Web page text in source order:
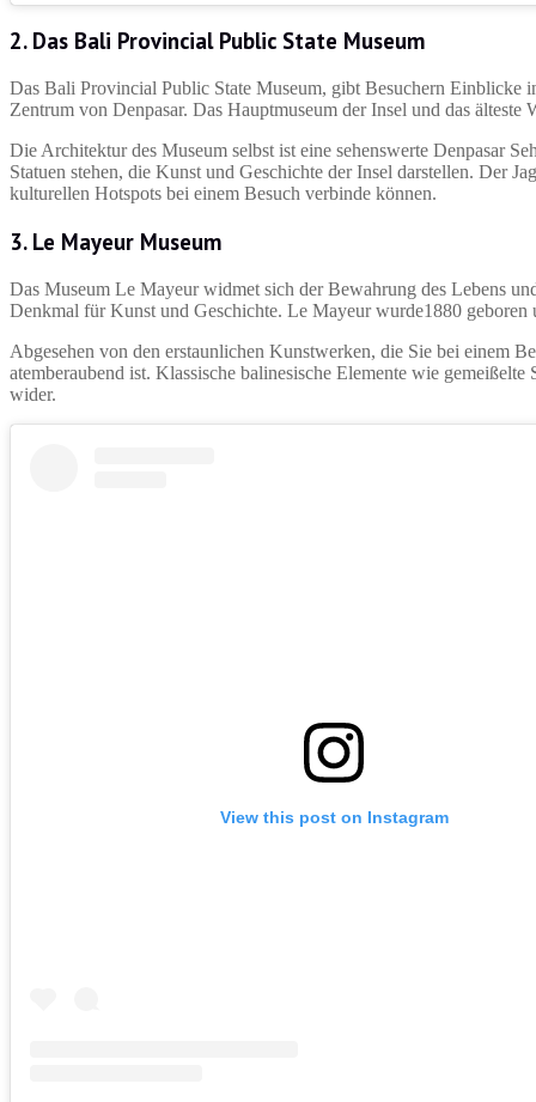
2. Das Bali Provincial Public State Museum
Das Bali Provincial Public State Museum, gibt Besuchern
Zentrum von Denpasar. Das Hauptmuseum der Insel und das
Die Architektur des Museum selbst ist eine sehenswerte Denpasar
Statuen stehen, die Kunst und Geschichte der Insel darstellen. Der
kulturellen Hotspots bei einem Besuch verbinde können.
3. Le Mayeur Museum
Das Museum Le Mayeur widmet sich der Bewahrung des Lebens
Denkmal für Kunst und Geschichte. Le Mayeur wurde1880
Abgesehen von den erstaunlichen Kunstwerken, die Sie bei einem
atemberaubend ist. Klassische balinesische Elemente wie
wider.
View this post on Instagram